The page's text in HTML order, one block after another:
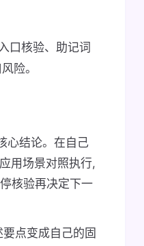
口核验、助记词
险。
心结论。在自己
用场景对照执行,
核验再决定下一
点变成自己的固